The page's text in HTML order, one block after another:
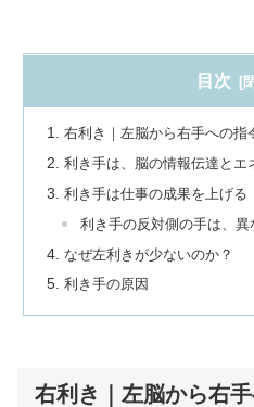
目次
右利き｜左脳から右手への指
利き手は、脳の情報伝達とエ
利き手は仕事の成果を上げる
利き手の反対側の手は、
なぜ左利きが少ないのか？
利き手の原因
右利き｜左脳から右